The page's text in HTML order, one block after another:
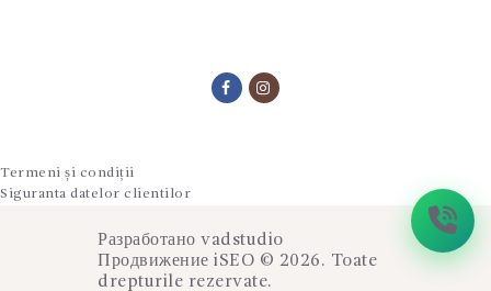
Termeni și condiții
Siguranta datelor clientilor
Разработано vadstudio
Продвижение iSEO © 2026. Toate
drepturile rezervate.